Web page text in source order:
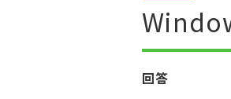
回答